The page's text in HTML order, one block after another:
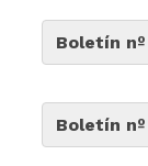
Boletín
Boletín